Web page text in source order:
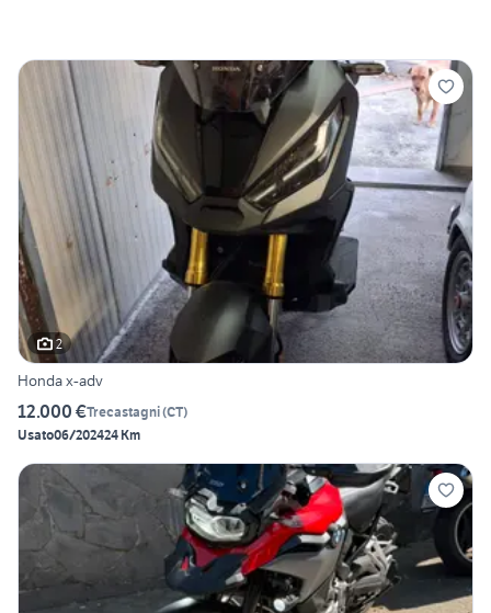
2
Honda x-adv
12.000 €Trecastagni(CT)
Usato06/202424 Km